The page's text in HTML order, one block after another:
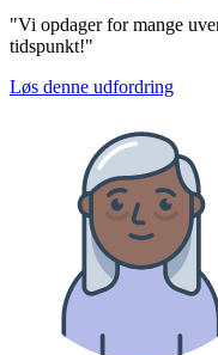
"Vi opdager for mange
tidspunkt!"
Løs denne udfordring